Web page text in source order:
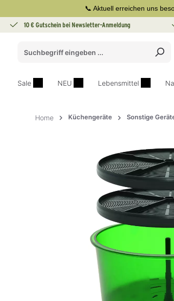
Zur Hauptnavigation springen
📞 Aktuell erreichen uns
10 € Gutschein bei Newsletter-Anmeldung
Sale NEU Lebensmittel
Home Küchengeräte Sonstige